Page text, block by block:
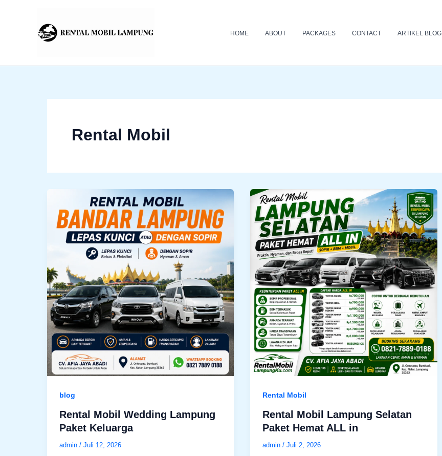
HOME ABOUT PACKAGES CONTACT ARTIKEL BLOG
Rental Mobil
blog
Rental Mobil Wedding Lampung
Paket Keluarga
admin / Juli 12, 2026
Rental Mobil
Rental Mobil Lampung Selatan
Paket Hemat ALL in
admin/Juli 2, 2026